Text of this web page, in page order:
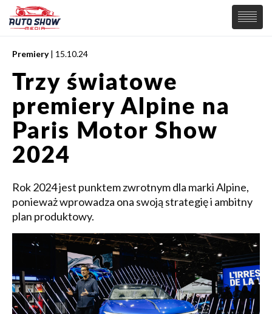
PREMIERY
SAMOCHODY
Wiadomości
Supersamochody
Samochody Koncepcyjne
Tuning
Elektryczne
MOTORSPORT
Premiery | 15.10.24
Trzy światowe
premiery Alpine na
Paris Motor Show
2024
Rok 2024 jest punktem zwrotnym dla marki Alpine,
ponieważ wprowadza ona swoją strategię i ambitny
plan produktowy.